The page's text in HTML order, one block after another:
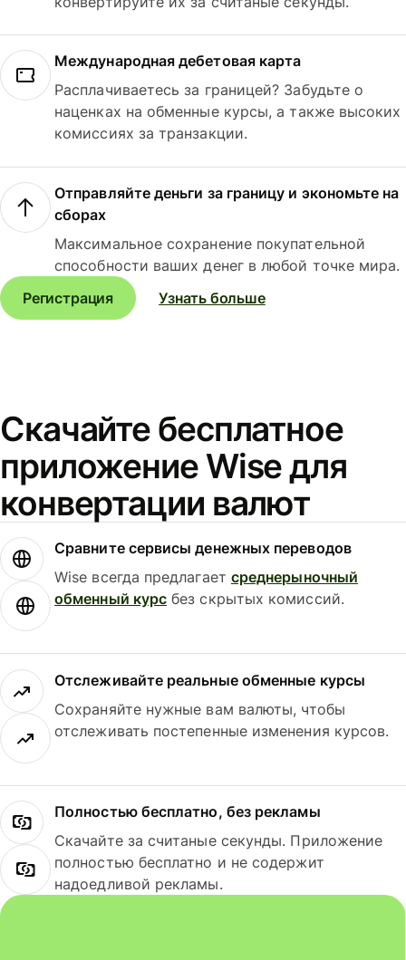
Международная дебетовая карта
Расплачиваетесь за границей? Забудьте о
наценках на обменные курсы, а также высоких
комиссиях за транзакции.
Отправляйте деньги за границу и экономьте на
сборах
Максимальное сохранение покупательной
способности ваших денег в любой точке мира.
Регистрация
Узнать больше
Скачайте бесплатное
приложение Wise для
конвертации валют
Сравните сервисы денежных переводов
Wise всегда предлагает среднерыночный
обменный курс без скрытых комиссий.
Отслеживайте реальные обменные курсы
Сохраняйте нужные вам валюты, чтобы
отслеживать постепенные изменения курсов.
Полностью бесплатно, без рекламы
Скачайте за считаные секунды. Приложение
полностью бесплатно и не содержит
надоедливой рекламы.